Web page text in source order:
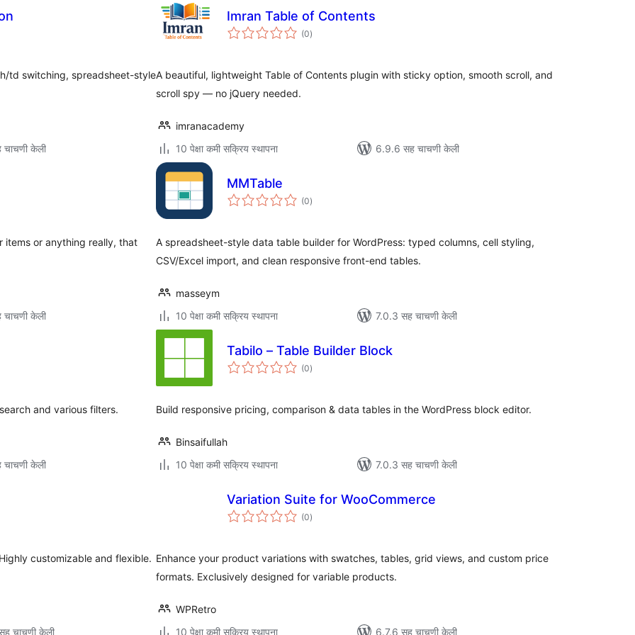
td switching, spreadsheet-style
केली
Imran Table of Contents
(0एकूण
मूल्यांकन
)
A beautiful, lightweight Table of Contents plugin with sticky option, smooth scroll, and
scroll spy — no jQuery needed.
imranacademy
10 पेक्षा कमी सक्रिय स्थापना
6.9.6 सह चाचणी केली
items or anything really, that
केली
MMTable
(0एकूण
मूल्यांकन
)
A spreadsheet-style data table builder for WordPress: typed columns, cell styling,
CSV/Excel import, and clean responsive front-end tables.
masseym
10 पेक्षा कमी सक्रिय स्थापना
7.0.3 सह चाचणी केली
and various filters.
केली
Tabilo – Table Builder Block
(0एकूण
मूल्यांकन
)
Build responsive pricing, comparison & data tables in the WordPress block editor.
Binsaifullah
10 पेक्षा कमी सक्रिय स्थापना
7.0.3 सह चाचणी केली
customizable and flexible.
चाचणी केली
Variation Suite for WooCommerce
(0एकूण
मूल्यांकन
)
Enhance your product variations with swatches, tables, grid views, and custom price
formats. Exclusively designed for variable products.
WPRetro
10 पेक्षा कमी सक्रिय स्थापना
6.7.6 सह चाचणी केली